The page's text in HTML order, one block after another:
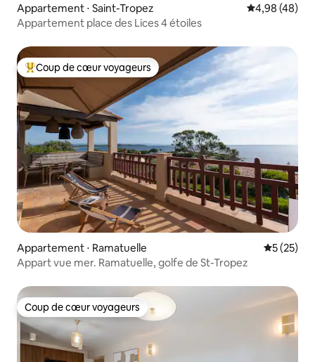
Appartement ⋅ Saint-Tropez Évaluation
4,98 (48)
Appartement place des Lices 4 étoiles
Coups de cœur voyageurs les plus appréciés
Coup de cœur voyageurs
Appartement ⋅ Ramatuelle
5 (25)
Appart vue mer. Ramatuelle, golfe de St-Tropez
Coup de cœur voyageurs
Coup de cœur voyageurs